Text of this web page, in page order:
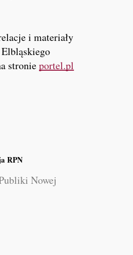
i materiały
stronieportel.pl
RPN
Nowej